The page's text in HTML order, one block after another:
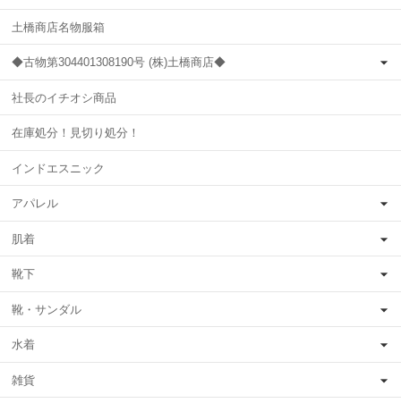
土橋商店名物服箱
◆古物第304401308190号 (株)土橋商店◆
社長のイチオシ商品
在庫処分！見切り処分！
インドエスニック
アパレル
肌着
靴下
靴・サンダル
水着
雑貨